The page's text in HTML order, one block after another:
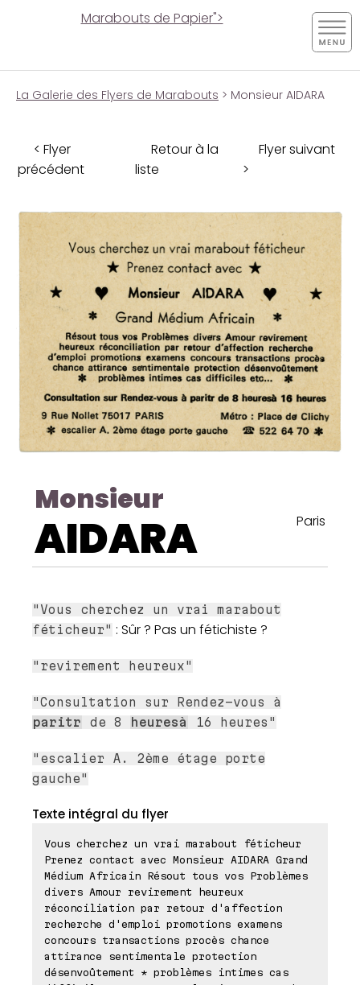
Marabouts de Papier">
La Galerie des Flyers de Marabouts > Monsieur AIDARA
< Flyer
précédent
Retour à la
liste
Flyer suivant
>
Monsieur
AIDARA Paris
"Vous cherchez un vrai marabout
féticheur" : Sûr ? Pas un fétichiste ?
"revirement heureux"
"Consultation sur Rendez-vous à
paritr
de 8 heuresà 16 heures"
"escalier A. 2ème étage porte
gauche"
Texte intégral du flyer
Vous cherchez un vrai marabout féticheur
Prenez contact avec Monsieur AIDARA Grand
Médium Africain Résout tous vos Problèmes
divers Amour revirement heureux
réconciliation par retour d'affection
recherche d'emploi promotions examens
concours transactions procès chance
attirance sentimentale protection
désenvoûtement * problèmes intimes cas